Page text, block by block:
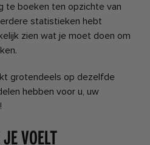
te boeken ten opzichte van
statistieken hebt
zien wat je moet doen om
grotendeels op dezelfde
hebben voor u, uw
je voelt